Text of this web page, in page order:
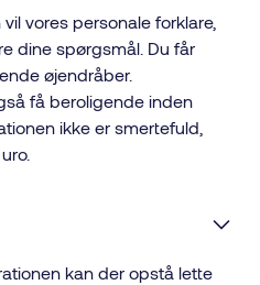
vores personale forklare,
dine spørgsmål. Du får
øjendråber.
få beroligende inden
ikke er smertefuld,
kan der opstå lette